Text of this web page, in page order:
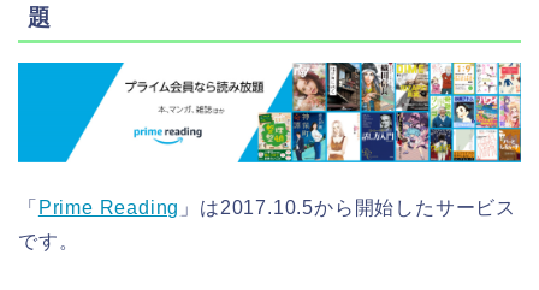
題
「 Prime Reading 」は2017.10.5から開始したサービス
です。